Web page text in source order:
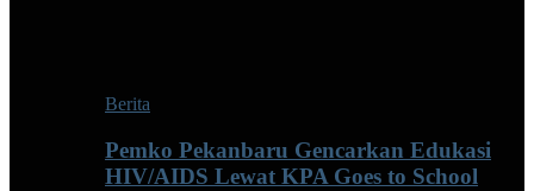
Berita
Pemko Pekanbaru Gencarkan Edukasi
HIV/AIDS Lewat KPA Goes to School